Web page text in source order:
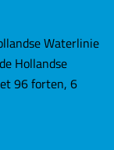
Waterlinie
Hollandse
96 forten, 6